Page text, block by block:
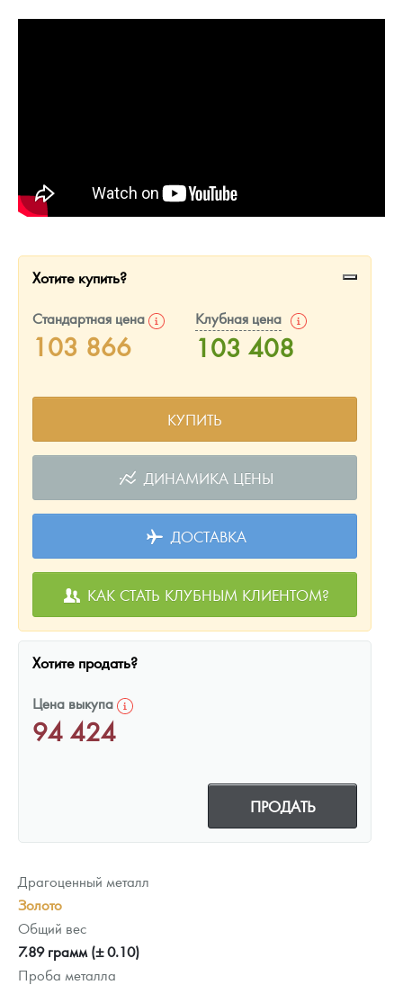
Хотите купить?
Стандартная цена
103 866
Клубная цена
103 408
КУПИТЬ
ДИНАМИКА ЦЕНЫ
ДОСТАВКА
КАК СТАТЬ КЛУБНЫМ КЛИЕНТОМ?
Хотите продать?
Цена выкупа
94 424
ПРОДАТЬ
Драгоценный металл
Золото
Общий вес
7.89 грамм (± 0.10)
Проба металла